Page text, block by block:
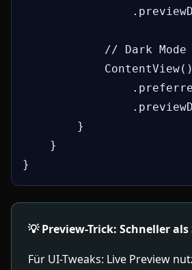
            // Dark Mode
            ContentView()
        }
    }
}
💡 Preview-Trick: Schneller
Für UI-Tweaks: Live Preview